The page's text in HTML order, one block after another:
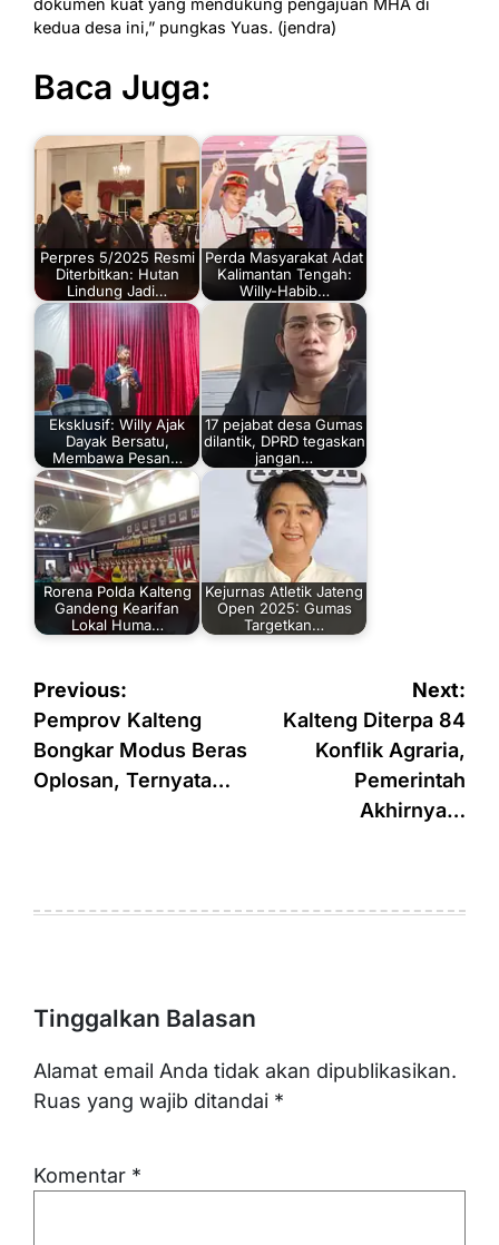
kedua desa ini,” pungkas Yuas. (jendra)
Baca Juga:
Perpres 5/2025 Resmi
Diterbitkan: Hutan
Lindung Jadi…
Perda Masyarakat Adat
Kalimantan Tengah:
Willy-Habib…
Eksklusif: Willy Ajak
Dayak Bersatu,
Membawa Pesan…
17 pejabat desa Gumas
dilantik, DPRD tegaskan
jangan…
Rorena Polda Kalteng
Gandeng Kearifan
Lokal Huma…
Kejurnas Atletik Jateng
Open 2025: Gumas
Targetkan…
Navigasi
pos
Previous:
Pemprov Kalteng
Bongkar Modus Beras
Oplosan, Ternyata…
Next:
Kalteng Diterpa 84
Konflik Agraria,
Pemerintah
Akhirnya…
Tinggalkan Balasan
Alamat email Anda tidak akan dipublikasikan.
Ruas yang wajib ditandai *
Komentar *